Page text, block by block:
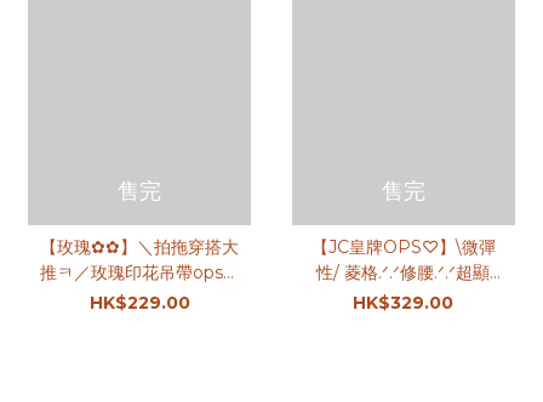
售完
【玫瑰✿✿】＼拍拖穿搭大
推ㅋ／玫瑰印花吊帶ops｜
兩色入
HK$229.00
售完
【JC皇牌OPS♡】\微彈
性/ 菱格.ᐟ.ᐟ修腰.ᐟ.ᐟ超顯
瘦.ᐟ.ᐟ氣質格仔吊帶ops｜2
HK$329.00